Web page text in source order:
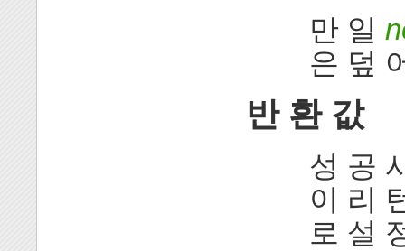
만 일
은 덮
반 환 값
성 공
이 리
로 설